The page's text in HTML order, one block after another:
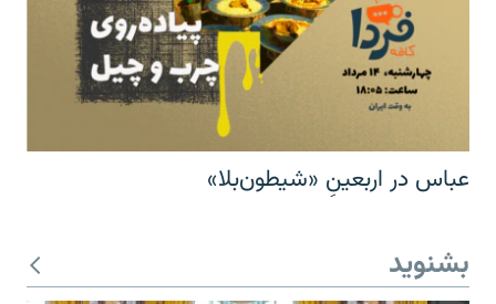
عباس در اربعینِ «شیطون‌بلا»
بشنوید